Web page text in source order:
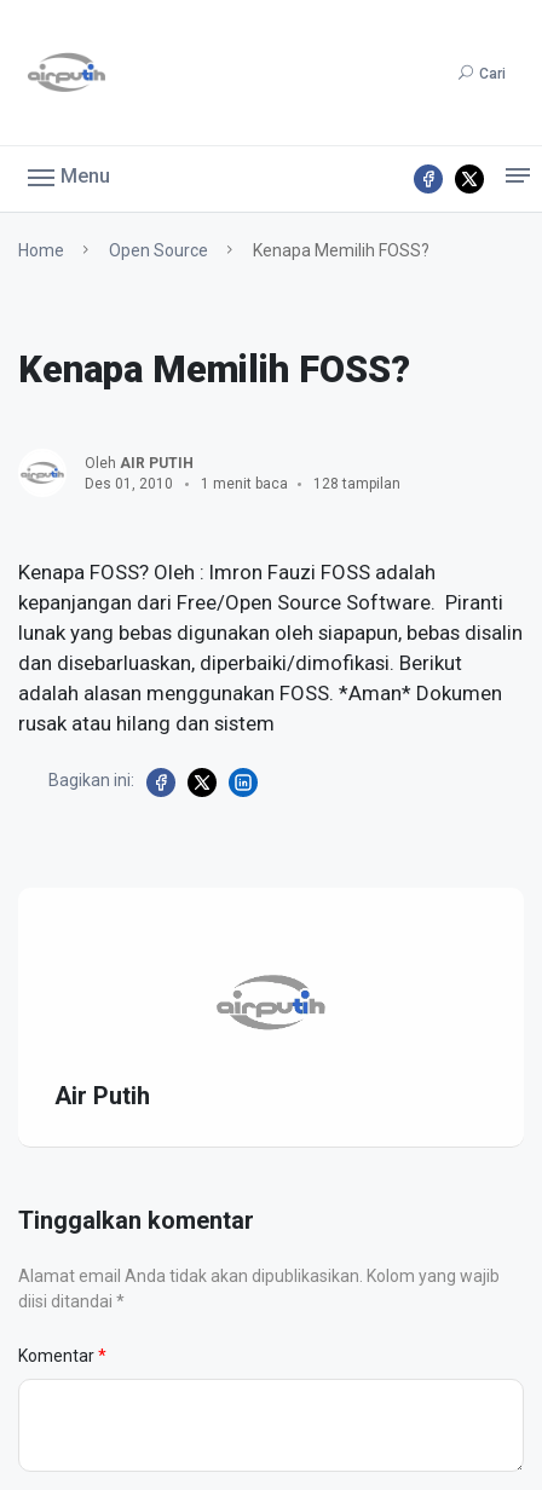
Cari
Menu
Home Open Source Kenapa Memilih FOSS?
Kenapa Memilih FOSS?
Oleh AIR PUTIH
Des 01, 2010
1 menit baca 128 tampilan
Kenapa FOSS? Oleh : Imron Fauzi FOSS adalah
kepanjangan dari Free/Open Source Software. Piranti
lunak yang bebas digunakan oleh siapapun, bebas disalin
dan disebarluaskan, diperbaiki/dimofikasi. Berikut
adalah alasan menggunakan FOSS. *Aman* Dokumen
rusak atau hilang dan sistem
Bagikan ini:
Air Putih
Tinggalkan komentar
Alamat email Anda tidak akan dipublikasikan. Kolom yang wajib
diisi ditandai *
Komentar